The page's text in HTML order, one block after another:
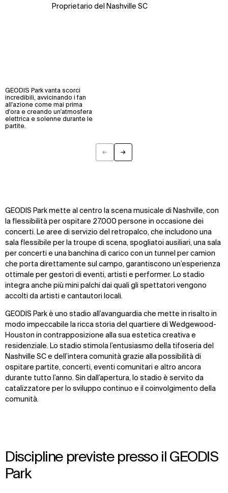
Proprietario del Nashville SC
← →
GEODIS Park vanta scorci
incredibili, avvicinando i fan
all'azione come mai prima
d'ora e creando un'atmosfera
elettrica e solenne durante le
partite.
GEODIS Park mette al centro la scena musicale di Nashville, con
la flessibilità per ospitare 27.000 persone in occasione dei
concerti. Le aree di servizio del retropalco, che includono una
sala flessibile per la troupe di scena, spogliatoi ausiliari, una sala
per concerti e una banchina di carico con un tunnel per camion
che porta direttamente sul campo, garantiscono un’esperienza
ottimale per gestori di eventi, artisti e performer. Lo stadio
integra anche più mini palchi dai quali gli spettatori vengono
accolti da artisti e cantautori locali.
GEODIS Park è uno stadio all’avanguardia che mette in risalto in
modo impeccabile la ricca storia del quartiere di Wedgewood-
Houston in contrapposizione alla sua estetica creativa e
residenziale. Lo stadio stimola l’entusiasmo della tifoseria del
Nashville SC e dell’intera comunità grazie alla possibilità di
ospitare partite, concerti, eventi comunitari e altro ancora
durante tutto l’anno. Sin dall’apertura, lo stadio è servito da
catalizzatore per lo sviluppo continuo e il coinvolgimento della
comunità.
Discipline previste presso il GEODIS
Park